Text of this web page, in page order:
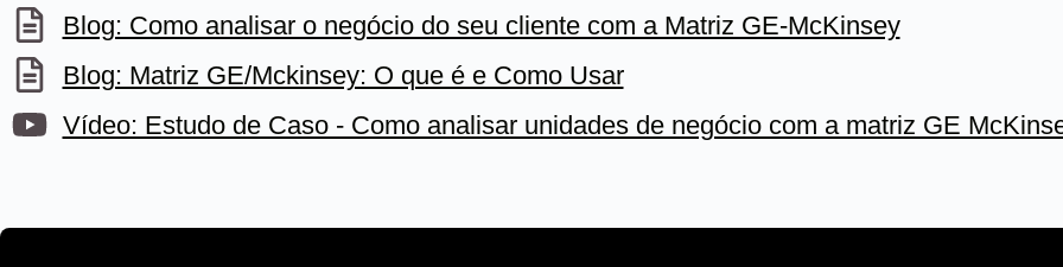
Blog: Como analisar o negócio do seu cliente com a Matriz GE-McKinsey
Blog: Matriz GE/Mckinsey: O que é e Como Usar
Vídeo: Estudo de Caso - Como analisar unidades de negócio com a matriz GE